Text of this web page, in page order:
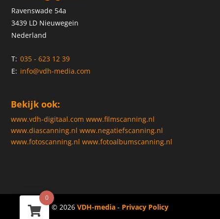
Ravenswade 54a
3439 LD Nieuwegein
Nederland
T: 035 - 623 12 39
E: info@vdh-media.com
Bekijk ook:
www.vdh-digitaal.com www.filmscanning.nl
www.diascanning.nl www.negatiefscanning.nl
www.fotoscanning.nl www.fotoalbumscanning.nl
© 2026 VDH-media - Privacy Policy
0